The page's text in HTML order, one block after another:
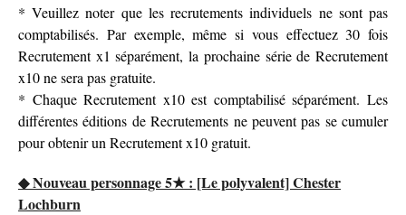
* Veuillez noter que les recrutements individuels ne sont pas
comptabilisés. Par exemple, même si vous effectuez 30 fois
Recrutement x1 séparément, la prochaine série de Recrutement
x10 ne sera pas gratuite.
* Chaque Recrutement x10 est comptabilisé séparément. Les
différentes éditions de Recrutements ne peuvent pas se cumuler
pour obtenir un Recrutement x10 gratuit.
◆ Nouveau personnage 5★ : [Le polyvalent] Chester
Lochburn